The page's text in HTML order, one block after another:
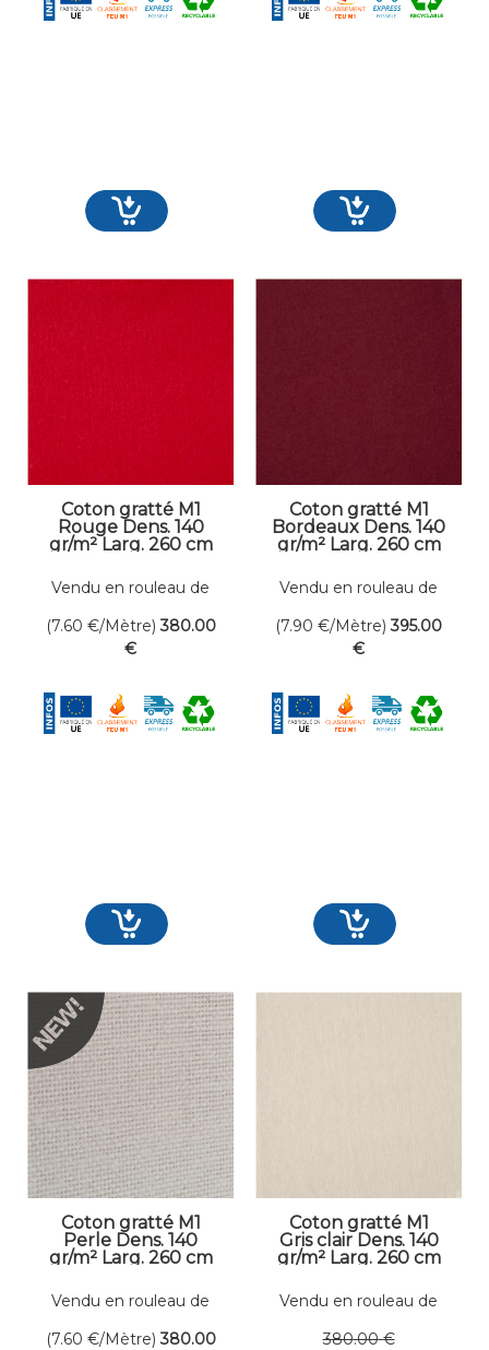
Coton gratté M1
Rouge Dens. 140
gr/m² Larg. 260 cm
Vendu en rouleau de
(7.60 €/Mètre) 380.00
€
Coton gratté M1
Bordeaux Dens. 140
gr/m² Larg. 260 cm
Vendu en rouleau de
(7.90 €/Mètre) 395.00
€
Coton gratté M1
Perle Dens. 140
gr/m² Larg. 260 cm
Vendu en rouleau de
(7.60 €/Mètre) 380.00
Coton gratté M1
Gris clair Dens. 140
gr/m² Larg. 260 cm
Vendu en rouleau de
380.00 €